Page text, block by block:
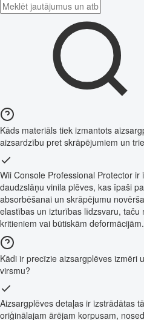
Kāds materiāls tiek izmantots
aizsardzību pret skrāpējumiem un
Wii Console Professional Protector
daudzslāņu vinila plēves, kas īpaši
absorbēšanai un skrāpējumu
elastības un izturības līdzsvaru, taču
kritieniem vai būtiskām deformācijām.
Kādi ir precīzie aizsargplēves izmēri
virsmu?
Aizsargplēves detaļas ir izstrādātas
oriģinālajam ārējam korpusam,